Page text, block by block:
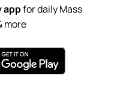
appfor daily Mass
more